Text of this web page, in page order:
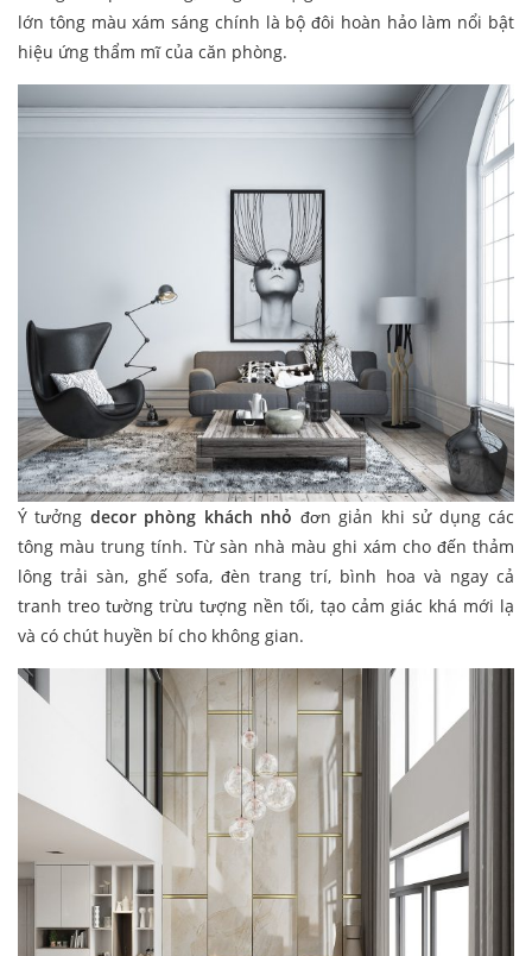
lớn tông màu xám sáng chính là bộ đôi hoàn hảo làm nổi bật
hiệu ứng thẩm mĩ của căn phòng.
Ý tưởng decor phòng khách nhỏ đơn giản khi sử dụng các
tông màu trung tính. Từ sàn nhà màu ghi xám cho đến thảm
lông trải sàn, ghế sofa, đèn trang trí, bình hoa và ngay cả
tranh treo tường trừu tượng nền tối, tạo cảm giác khá mới lạ
và có chút huyền bí cho không gian.